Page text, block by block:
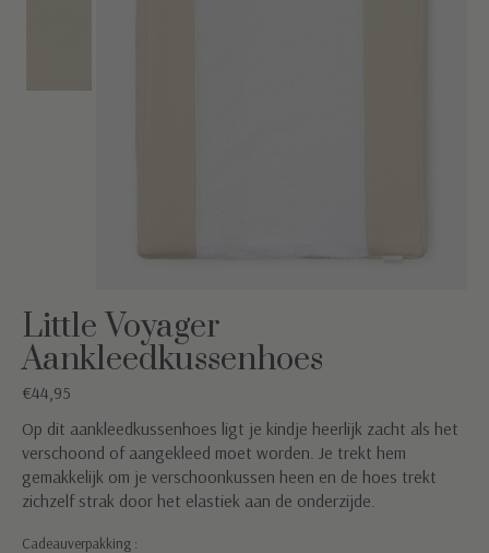
Little Voyager
Aankleedkussenhoes
€44,95
Op dit aankleedkussenhoes ligt je kindje heerlijk zacht als het
verschoond of aangekleed moet worden. Je trekt hem
gemakkelijk om je verschoonkussen heen en de hoes trekt
zichzelf strak door het elastiek aan de onderzijde.
Cadeauverpakking :